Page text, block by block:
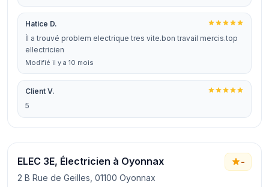
Hatice D.
İl a trouvé problem electrique tres vite.bon travail mercis.top
ellectricien
Modifié il y a 10 mois
Client V.
5
ELEC 3E, Électricien à Oyonnax
2 B Rue de Geilles, 01100 Oyonnax
-